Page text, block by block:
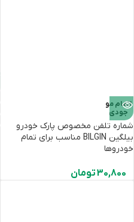
اتمام مو
جودی
شماره تلفن مخصوص پارک خودرو
بیلگین BILGIN مناسب برای تمام
خودروها
30,800تومان